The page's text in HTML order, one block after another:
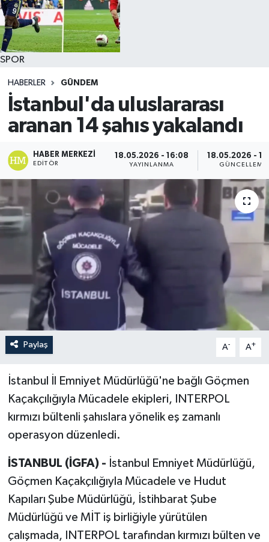
SPOR
HABERLER GÜNDEM
İstanbul'da uluslararası
aranan 14 şahıs yakalandı
HABER MERKEZI
EDITÖR
18.05.2026 - 16:08
YAYINLANMA
18.05.2026 -
GÜNCELLEME
Paylaş A- A+
İstanbul İl Emniyet Müdürlüğü'ne bağlı Göçmen
Kaçakçılığıyla Mücadele ekipleri, INTERPOL
kırmızı bültenli şahıslara yönelik eş zamanlı
operasyon düzenledi.
İSTANBUL (İGFA) - İstanbul Emniyet Müdürlüğü,
Göçmen Kaçakçılığıyla Mücadele ve Hudut
Kapıları Şube Müdürlüğü, İstihbarat Şube
Müdürlüğü ve MİT iş birliğiyle yürütülen
çalışmada, INTERPOL tarafından kırmızı bülten ve